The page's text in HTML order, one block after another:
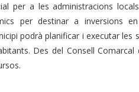
per a les administracions
per destinar a inversions
podrà planificar i executar les
Des del Consell